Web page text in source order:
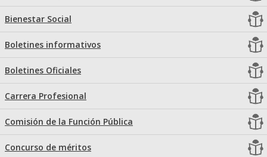
Bienestar Social
Boletines informativos
Boletines Oficiales
Carrera Profesional
Comisión de la Función Pública
Concurso de méritos